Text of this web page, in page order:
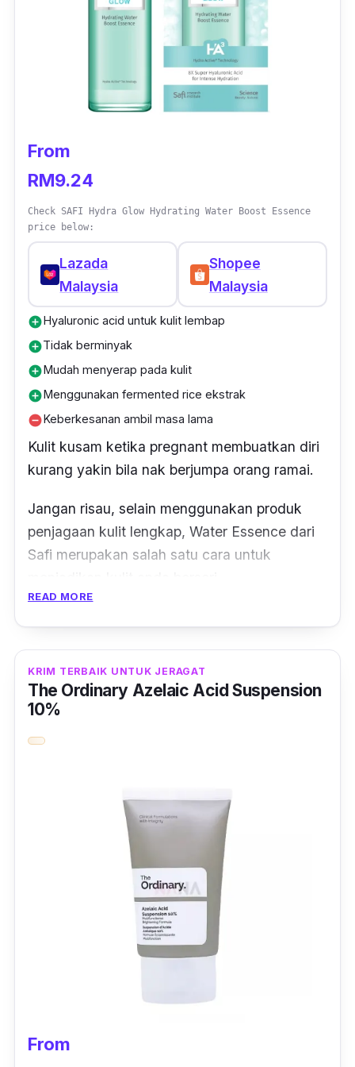
From
RM9.24
Check SAFI Hydra Glow Hydrating Water Boost Essence
price below:
Lazada
Malaysia
Shopee
Malaysia
add_circleHyaluronic acid untuk kulit lembap
add_circleTidak berminyak
add_circleMudah menyerap pada kulit
add_circleMenggunakan fermented rice ekstrak
remove_circleKeberkesanan ambil masa lama
Kulit kusam ketika pregnant membuatkan diri
kurang yakin bila nak berjumpa orang ramai.
Jangan risau, selain menggunakan produk
penjagaan kulit lengkap, Water Essence dari
Safi merupakan salah satu cara untuk
Tekstur yang mudah menyerap pada kulit
anda lebih selesa bila nak
fermented rice
ini mampu memberikan
pada wajah anda.
Jadi tak perlu risau lagi dengan masalah kulit
kering dan kusam.
READ MORE
KRIM TERBAIK UNTUK JERAGAT
The Ordinary Azelaic Acid Suspension
10%
From